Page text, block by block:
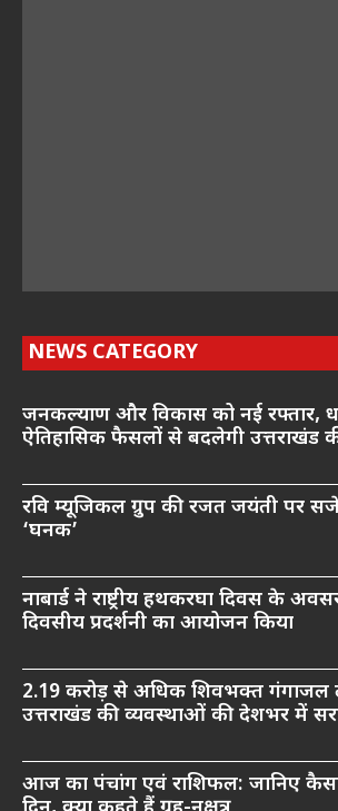
NEWS CATEGORY
जनकल्याण और विकास को नई रफ्तार,
ऐतिहासिक फैसलों से बदलेगी उत्तराखंड
रवि म्यूजिकल ग्रुप की रजत जयंती पर
‘घनक’
नाबार्ड ने राष्ट्रीय हथकरघा दिवस के
दिवसीय प्रदर्शनी का आयोजन किया
2.19 करोड़ से अधिक शिवभक्त गंगाजल
उत्तराखंड की व्यवस्थाओं की देशभर में
आज का पंचांग एवं राशिफल: जानिए